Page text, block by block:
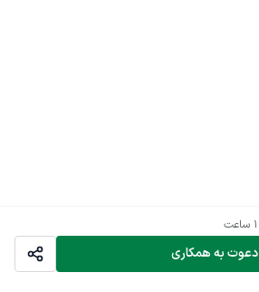
دعوت به همکاری